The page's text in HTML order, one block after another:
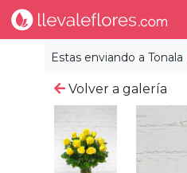
Estas enviando a Tonala
Volver a galería